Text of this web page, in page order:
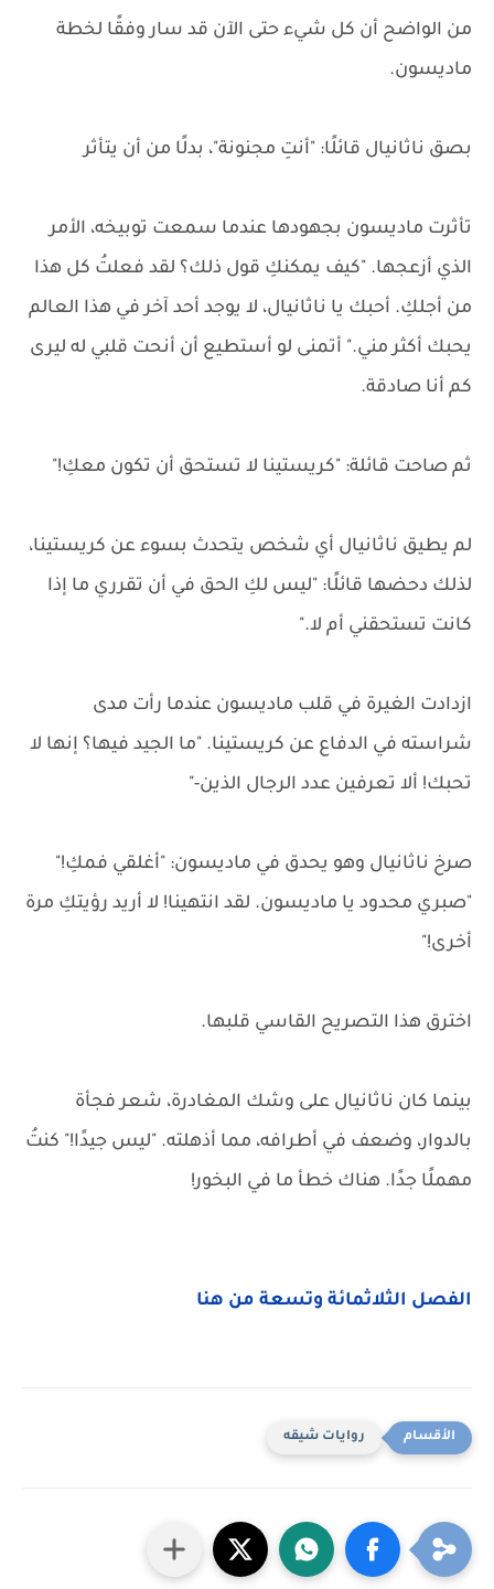
من الواضح أن كل شيء حتى الآن قد سار وفقًا لخطة
ماديسون.
بصق ناثانيال قائلًا: "أنتِ مجنونة"، بدلًا من أن يتأثر
تأثرت ماديسون بجهودها عندما سمعت توبيخه، الأمر
الذي أزعجها. "كيف يمكنكِ قول ذلك؟ لقد فعلتُ كل هذا
من أجلكِ. أحبك يا ناثانيال، لا يوجد أحد آخر في هذا العالم
يحبك أكثر مني." أتمنى لو أستطيع أن أنحت قلبي له ليرى
كم أنا صادقة.
ثم صاحت قائلة: "كريستينا لا تستحق أن تكون معكِ!"
لم يطيق ناثانيال أي شخص يتحدث بسوء عن كريستينا،
لذلك دحضها قائلًا: "ليس لكِ الحق في أن تقرري ما إذا
كانت تستحقني أم لا."
ازدادت الغيرة في قلب ماديسون عندما رأت مدى
شراسته في الدفاع عن كريستينا. "ما الجيد فيها؟ إنها لا
تحبك! ألا تعرفين عدد الرجال الذين-"
صرخ ناثانيال وهو يحدق في ماديسون: "أغلقي فمكِ!"
"صبري محدود يا ماديسون. لقد انتهينا! لا أريد رؤيتكِ مرة
أخرى!"
اخترق هذا التصريح القاسي قلبها.
بينما كان ناثانيال على وشك المغادرة، شعر فجأة
بالدوار، وضعف في أطرافه، مما أذهلته. "ليس جيدًا!" كنتُ
مهملًا جدًا. هناك خطأ ما في البخور!
الفصل الثلاثمائة وتسعة من هنا
روايات شيقه